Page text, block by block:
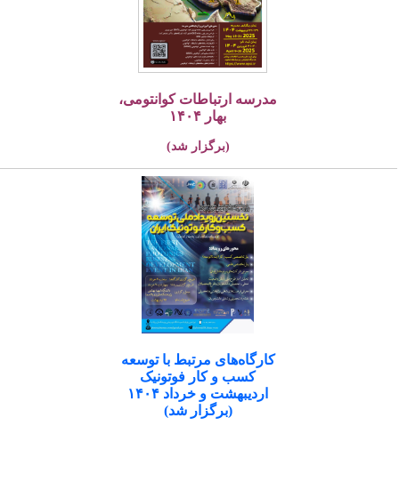
مدرسه ارتباطات کوانتومی،
بهار ۱۴۰۴
(برگزار شد)
کارگاه‌های مرتبط با توسعه
کسب و کار فوتونیک
اردیبهشت و خرداد ۱۴۰۴
(برگزار شد)